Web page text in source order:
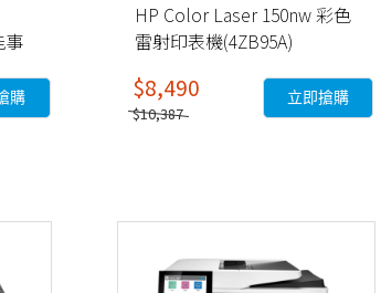
事
購
HP Color Laser 150nw 彩色
雷射印表機(4ZB95A)
$8,490
$10,387
立即搶購